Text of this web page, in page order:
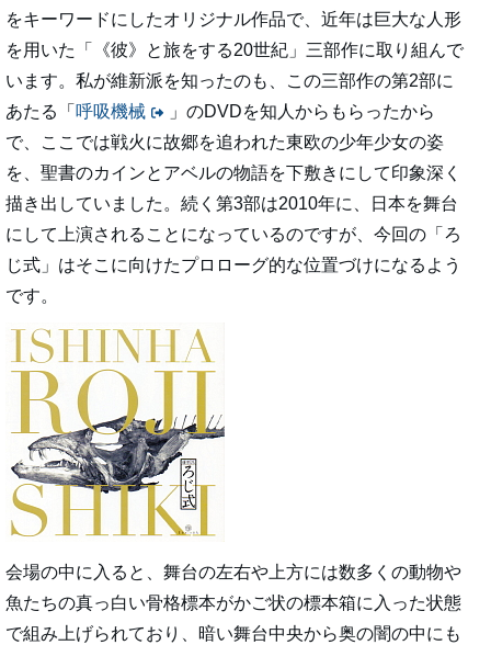
をキーワードにしたオリジナル作品で、近年は巨大な人形
を用いた「《彼》と旅をする20世紀」三部作に取り組んで
います。私が維新派を知ったのも、この三部作の第2部に
あたる「 呼吸機械
」のDVDを知人からもらったから
で、ここでは戦火に故郷を追われた東欧の少年少女の姿
を、聖書のカインとアベルの物語を下敷きにして印象深く
描き出していました。続く第3部は2010年に、日本を舞台
にして上演されることになっているのですが、今回の「ろ
じ式」はそこに向けたプロローグ的な位置づけになるよう
です。
会場の中に入ると、舞台の左右や上方には数多くの動物や
魚たちの真っ白い骨格標本がかご状の標本箱に入った状態
で組み上げられており、暗い舞台中央から奥の闇の中にも